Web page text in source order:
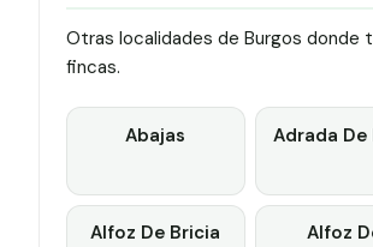
Otras localidades de Burgos donde
fincas.
Abajas Adrada De
Alfoz De Bricia
Alfoz